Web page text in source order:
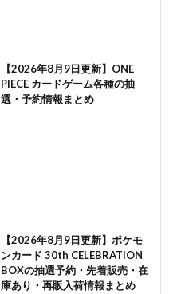
【2026年8月9日更新】ONE
PIECE カードゲーム各種の抽
選・予約情報まとめ
【2026年8月9日更新】ポケモ
ンカード 30th CELEBRATION
BOXの抽選予約・先着販売・在
庫あり・再販入荷情報まとめ